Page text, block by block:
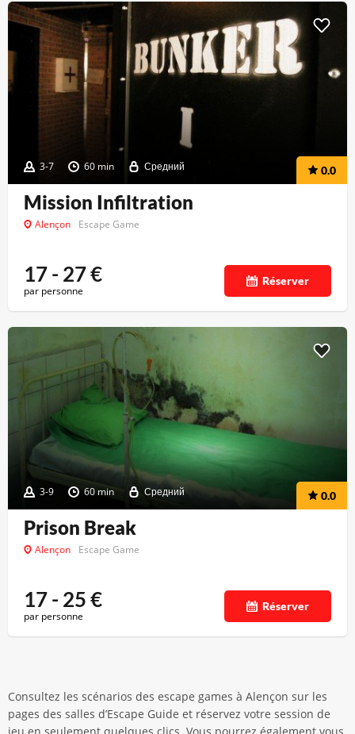
3-7 60 min Средний 0.0
Mission Infiltration
Alençon Escape Game
17 - 27€
par personne
Réserver
3-9 60 min Средний 0.0
Prison Break
Alençon Escape Game
17 - 25€
par personne
Réserver
Consultez les scénarios des escape games à Alençon sur les
pages des salles d’Escape Guide et réservez votre session de